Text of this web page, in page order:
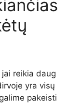
reikia daug
yra visų
pakeisti